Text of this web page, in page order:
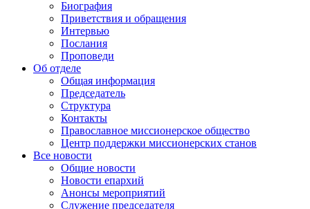
Биография
Приветствия и обращения
Интервью
Послания
Проповеди
Об отделе
Общая информация
Председатель
Структура
Контакты
Православное миссионерское общество
Центр поддержки миссионерских станов
Все новости
Общие новости
Новости епархий
Анонсы мероприятий
Служение председателя